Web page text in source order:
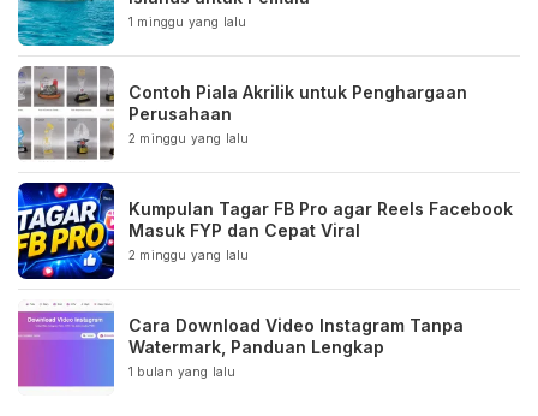
1 minggu yang lalu
Contoh Piala Akrilik untuk Penghargaan
Perusahaan
2 minggu yang lalu
Kumpulan Tagar FB Pro agar Reels Facebook
Masuk FYP dan Cepat Viral
2 minggu yang lalu
Cara Download Video Instagram Tanpa
Watermark, Panduan Lengkap
1 bulan yang lalu